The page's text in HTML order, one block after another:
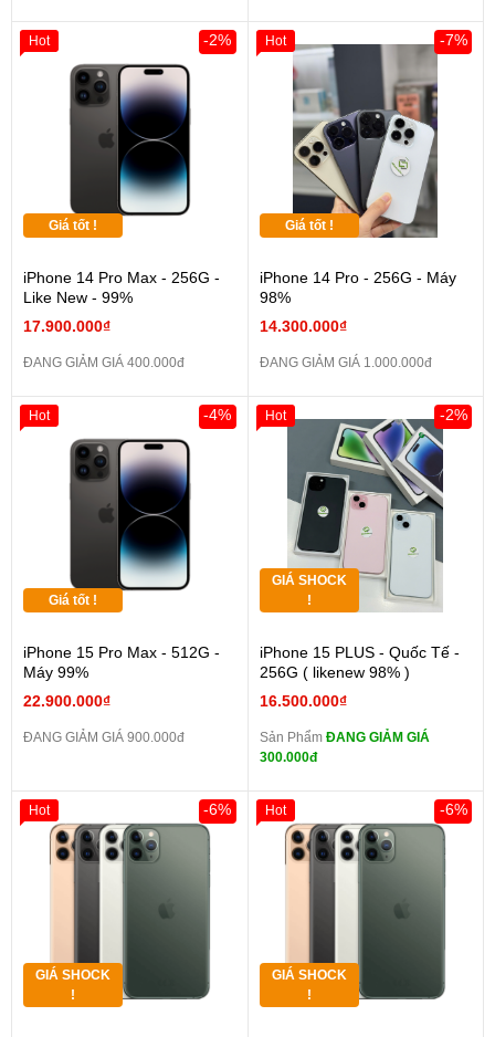
Giá tốt !
iPhone 14 Pro Max - 256G -
Like New - 99%
17.900.000₫
-2%
ĐANG GIẢM GIÁ 400.000đ
Hot
Giá tốt !
iPhone 14 Pro - 256G - Máy
98%
14.300.000₫
-7%
ĐANG GIẢM GIÁ 1.000.000đ
Hot
Giá tốt !
iPhone 15 Pro Max - 512G -
Máy 99%
22.900.000₫
-4%
ĐANG GIẢM GIÁ 900.000đ
Hot
GIÁ SHOCK
!
iPhone 15 PLUS - Quốc Tế -
256G ( likenew 98% )
16.500.000₫
-2%
Sản Phẩm ĐANG GIẢM GIÁ
300.000đ
Hot
GIÁ SHOCK
!
-6%
Hot
GIÁ SHOCK
!
-6%
Hot